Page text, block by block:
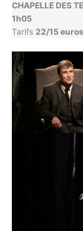
CHAPELLE DES
1h05
Tarifs 22/15 euros